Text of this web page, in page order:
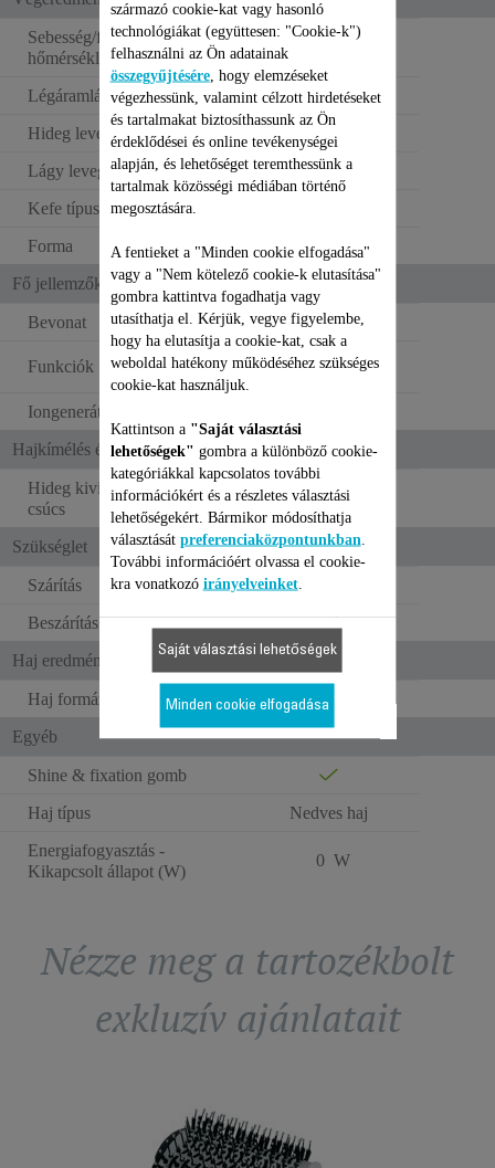
Sebesség/fordulatszám /
hőmérséklet-beállítások
Légáramlás beállítása
3
Hideg levegő fújása
Nem alkalmazható
Lágy levegő
Kefe típusok
Forma
Egyéb
Fő jellemzők
Bevonat Kerámia
Funkciók
Meleglevegős
hajformázó
Iongenerátor
Hajkímélés és ergonómia
Hideg kivitelű/megfogható
csúcs
Szükséglet
Szárítás
Beszárítás
Haj eredmények
Haj formázása
Egyéb
Shine & fixation gomb
Haj típus
Nedves haj
Energiafogyasztás -
Kikapcsolt állapot (W)
0 W
Nézze meg a tartozékbolt
exkluzív ajánlatait
származó cookie-kat vagy hasonló
technológiákat (együttesen: "Cookie-k")
felhasználni az Ön adatainak
összegyűjtésére, hogy elemzéseket
végezhessünk, valamint célzott hirdetéseket
és tartalmakat biztosíthassunk az Ön
érdeklődései és online tevékenységei
alapján, és lehetőséget teremthessünk a
tartalmak közösségi médiában történő
megosztására.
A fentieket a "Minden cookie elfogadása"
vagy a "Nem kötelező cookie-k elutasítása"
gombra kattintva fogadhatja vagy
utasíthatja el. Kérjük, vegye figyelembe,
hogy ha elutasítja a cookie-kat, csak a
weboldal hatékony működéséhez szükséges
cookie-kat használjuk.
Kattintson a "Saját választási
lehetőségek" gombra a különböző cookie-
kategóriákkal kapcsolatos további
információkért és a részletes választási
lehetőségekért. Bármikor módosíthatja
választását preferenciaközpontunkban
További információért olvassa el cookie-
kra vonatkozó irányelveinket.
Saját választási lehetőségek
Minden cookie elfogadása